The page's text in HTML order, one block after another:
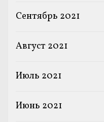
Сентябрь 2021
Август 2021
Июль 2021
Июнь 2021